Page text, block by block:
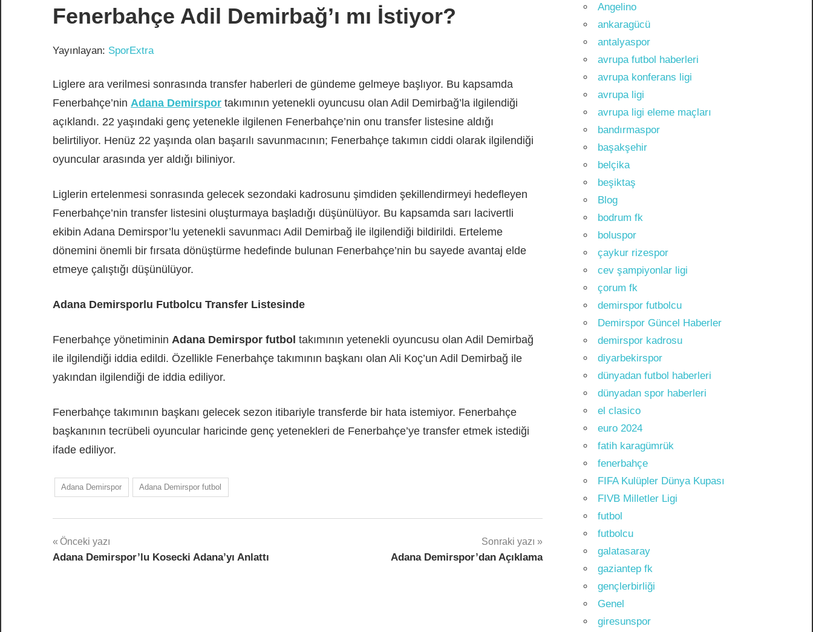
Fenerbahçe Adil Demirbağ’ı mı İstiyor?
Yayınlayan: SporExtra
Liglere ara verilmesi sonrasında transfer haberleri de gündeme gelmeye başlıyor. Bu kapsamda
Fenerbahçe’nin Adana Demirspor takımının yetenekli oyuncusu olan Adil Demirbağ’la ilgilendiği
açıklandı. 22 yaşındaki genç yetenekle ilgilenen Fenerbahçe’nin onu transfer listesine aldığı
belirtiliyor. Henüz 22 yaşında olan başarılı savunmacının; Fenerbahçe takımın ciddi olarak ilgilendiği
oyuncular arasında yer aldığı biliniyor.
Liglerin ertelenmesi sonrasında gelecek sezondaki kadrosunu şimdiden şekillendirmeyi hedefleyen
Fenerbahçe’nin transfer listesini oluşturmaya başladığı düşünülüyor. Bu kapsamda sarı lacivertli
ekibin Adana Demirspor’lu yetenekli savunmacı Adil Demirbağ ile ilgilendiği bildirildi. Erteleme
dönemini önemli bir fırsata dönüştürme hedefinde bulunan Fenerbahçe’nin bu sayede avantaj elde
etmeye çalıştığı düşünülüyor.
Adana Demirsporlu Futbolcu Transfer Listesinde
Fenerbahçe yönetiminin Adana Demirspor futbol takımının yetenekli oyuncusu olan Adil Demirbağ
ile ilgilendiği iddia edildi. Özellikle Fenerbahçe takımının başkanı olan Ali Koç’un Adil Demirbağ ile
yakından ilgilendiği de iddia ediliyor.
Fenerbahçe takımının başkanı gelecek sezon itibariyle transferde bir hata istemiyor. Fenerbahçe
başkanının tecrübeli oyuncular haricinde genç yetenekleri de Fenerbahçe’ye transfer etmek istediği
ifade ediliyor.
Adana Demirspor Adana Demirspor futbol
Yazı
gezinmesi
Önceki yazı
Adana Demirspor’lu Kosecki Adana’yı Anlattı
Sonraki yazı
Adana Demirspor’dan Açıklama
Angelino
ankaragücü
antalyaspor
avrupa futbol haberleri
avrupa konferans ligi
avrupa ligi
avrupa ligi eleme maçları
bandırmaspor
başakşehir
belçika
beşiktaş
Blog
bodrum fk
boluspor
çaykur rizespor
cev şampiyonlar ligi
çorum fk
demirspor futbolcu
Demirspor Güncel Haberler
demirspor kadrosu
diyarbekirspor
dünyadan futbol haberleri
dünyadan spor haberleri
el clasico
euro 2024
fatih karagümrük
fenerbahçe
FIFA Kulüpler Dünya Kupası
FIVB Milletler Ligi
futbol
futbolcu
galatasaray
gaziantep fk
gençlerbirliği
Genel
giresunspor